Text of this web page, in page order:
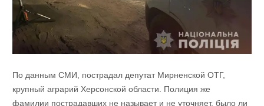
По данным СМИ, пострадал депутат Мирненской ОТГ,
крупный аграрий Херсонской области. Полиция же
фамилии пострадавших не называет и не уточняет, было ли